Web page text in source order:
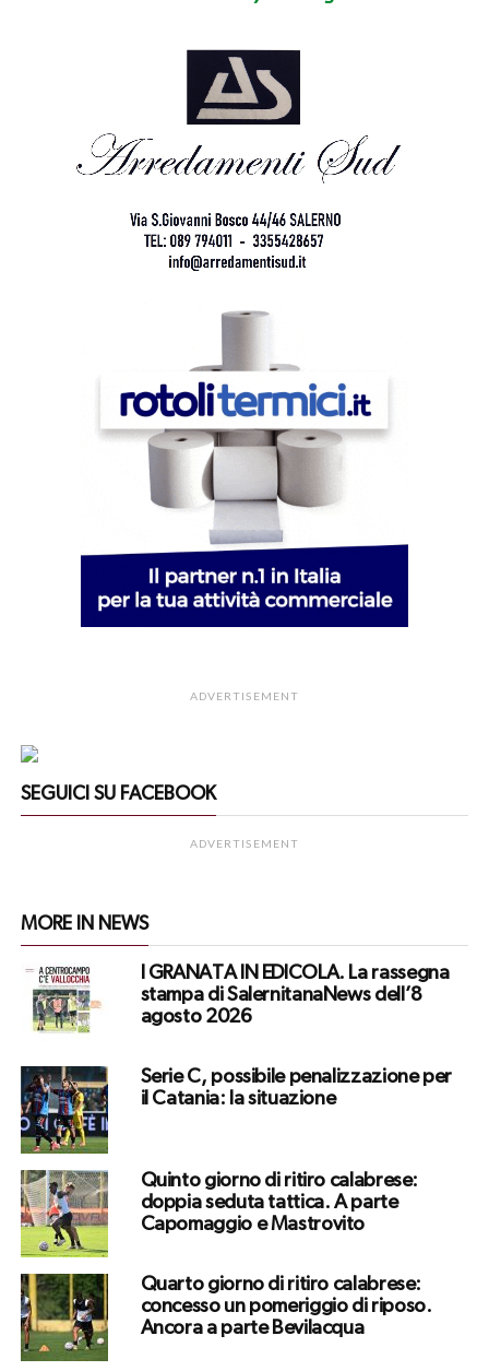
ADVERTISEMENT
SEGUICI SU FACEBOOK
ADVERTISEMENT
MORE IN NEWS
I GRANATA IN EDICOLA. La rassegna
stampa di SalernitanaNews dell’8
agosto 2026
Serie C, possibile penalizzazione per
il Catania: la situazione
Quinto giorno di ritiro calabrese:
doppia seduta tattica. A parte
Capomaggio e Mastrovito
Quarto giorno di ritiro calabrese:
concesso un pomeriggio di riposo.
Ancora a parte Bevilacqua